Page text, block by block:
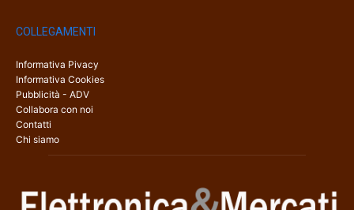
COLLEGAMENTI
Informativa Pivacy
Informativa Cookies
Pubblicità - ADV
Collabora con noi
Contatti
Chi siamo